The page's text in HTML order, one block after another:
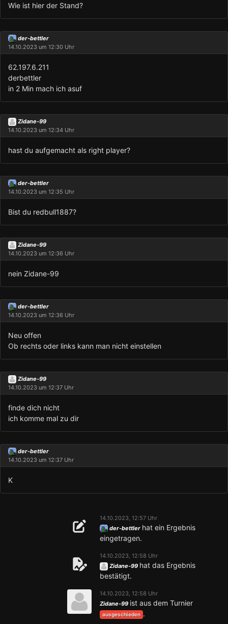
Wie ist hier der Stand?
der-bettler
14.10.2023 um 12:30 Uhr
62.197.6.211
derbettler
in 2 Min mach ich asuf
Zidane-99
14.10.2023 um 12:34 Uhr
hast du aufgemacht als right player?
der-bettler
14.10.2023 um 12:35 Uhr
Bist du redbull1887?
Zidane-99
14.10.2023 um 12:36 Uhr
nein Zidane-99
der-bettler
14.10.2023 um 12:36 Uhr
Neu offen
Ob rechts oder links kann man nicht einstellen
Zidane-99
14.10.2023 um 12:37 Uhr
finde dich nicht
ich komme mal zu dir
der-bettler
14.10.2023 um 12:37 Uhr
K
14.10.2023, 12:57 Uhr
der-bettler hat ein Ergebnis
eingetragen.
14.10.2023, 12:58 Uhr
Zidane-99 hat das Ergebnis
bestätigt.
14.10.2023, 12:58 Uhr
Zidane-99 ist aus dem Turnier
ausgeschieden .